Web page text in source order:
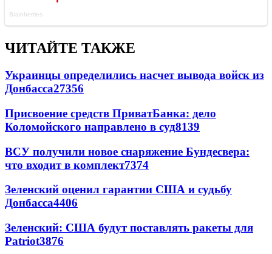
ЧИТАЙТЕ ТАКЖЕ
Украинцы определились насчет вывода войск из
Донбасса27356
Присвоение средств ПриватБанка: дело
Коломойского направлено в суд8139
ВСУ получили новое снаряжение Бундесвера:
что входит в комплект7374
Зеленский оценил гарантии США и судьбу
Донбасса4406
Зеленский: США будут поставлять ракеты для
Patriot3876